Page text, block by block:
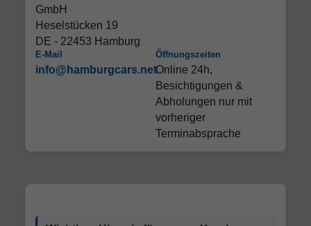
GmbH
Heselstücken 19
DE - 22453 Hamburg
E-Mail
info@hamburgcars.net
Öffnungszeiten
Online 24h,
Besichtigungen &
Abholungen nur mit
vorheriger
Terminabsprache